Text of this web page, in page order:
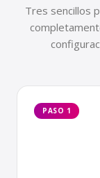
Tres sencillos
PASO 1